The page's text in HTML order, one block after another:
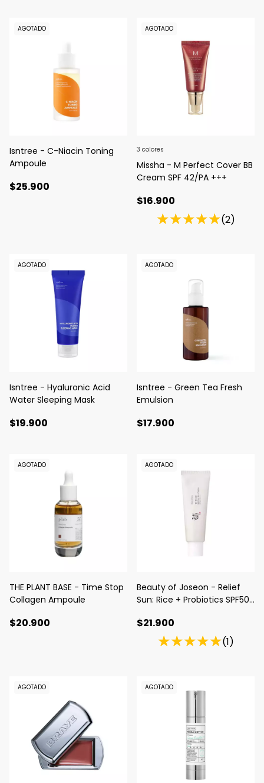
AGOTADO
Isntree - C-Niacin Toning
Ampoule
$25.900
AGOTADO
Missha - M Perfect Cover BB
Cream SPF 42/PA +++
$16.900
(2)
3 colores
AGOTADO
Isntree - Hyaluronic Acid
Water Sleeping Mask
$19.900
AGOTADO
Isntree - Green Tea Fresh
Emulsion
$17.900
AGOTADO
THE PLANT BASE - Time Stop
Collagen Ampoule
$20.900
AGOTADO
Beauty of Joseon - Relief
Sun: Rice + Probiotics SPF50+
$21.900
(1)
AGOTADO AGOTADO